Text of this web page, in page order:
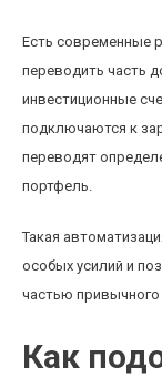
Есть современные
переводить часть
инвестиционные
подключаются к
переводят
портфель.
Такая
особых усилий и
частью привычного
Как